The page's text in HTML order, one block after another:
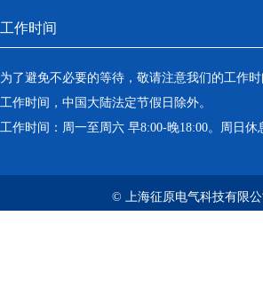
工作时间
为了避免不必要的等待，敬请注意我们的工作
工作时间，中国大陆法定节假日除外。
工作时间：周一至周六 早8:00-晚18:00。周日休
© 上海征原电气科技有限